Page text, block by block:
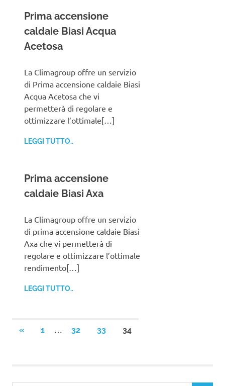
Prima accensione
caldaie Biasi Acqua
Acetosa
La Climagroup offre un servizio
di Prima accensione caldaie Biasi
Acqua Acetosa che vi
permetterà di regolare e
ottimizzare l’ottimale[…]
LEGGI TUTTO..
Prima accensione
caldaie Biasi Axa
La Climagroup offre un servizio
di prima accensione caldaie Biasi
Axa che vi permetterà di
regolare e ottimizzare l’ottimale
rendimento[…]
LEGGI TUTTO..
Paginazione
«ARTICOLI
1 … 32 33 34